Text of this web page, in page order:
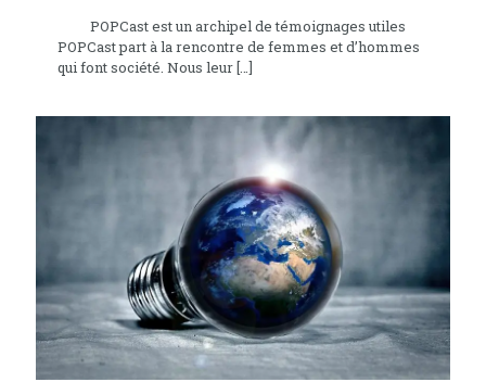
POPCast est un archipel de témoignages utiles
POPCast part à la rencontre de femmes et d’hommes
qui font société. Nous leur[…]